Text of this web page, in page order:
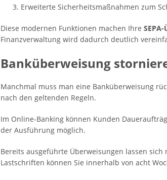
Erweiterte Sicherheitsmaßnahmen zum
Diese modernen Funktionen machen Ihre
Finanzverwaltung wird dadurch deutlich
Banküberweisung
Manchmal muss man eine Banküberweisung
nach den geltenden Regeln.
Im Online-Banking können Kunden
der Ausführung möglich.
Bereits ausgeführte Überweisungen lassen
Lastschriften können Sie innerhalb von acht